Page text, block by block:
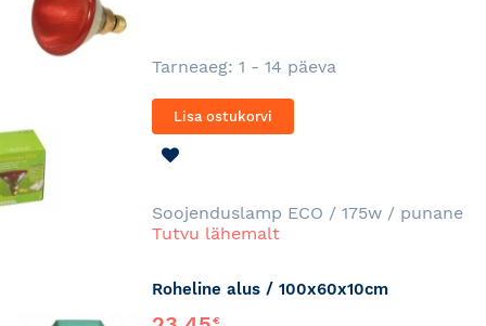
Tarneaeg: 1 - 14 päeva
Lisa ostukorvi
Soojenduslamp ECO / 175w / punane
Tutvu lähemalt
Roheline alus / 100x60x10cm
€